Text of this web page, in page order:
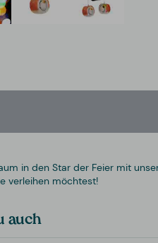
in den Star der Feier mit
verleihen möchtest!
auch